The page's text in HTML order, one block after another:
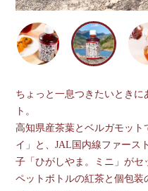
ちょっと一息つきたいとき
ト。
高知県産茶葉とベルガモッ
イ」と、JAL国内線ファース
子「ひがしやま。ミニ」がセ
ペットボトルの紅茶と個包